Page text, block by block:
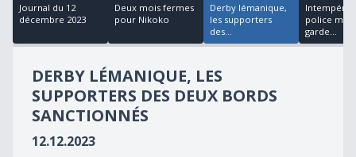
18
minutes,
seconds
Journal du 12
décembre 2023
Deux mois fermes
pour Nikoko
Derby lémanique,
les supporters
des...
police met
garde...
DERBY LÉMANIQUE, LES
SUPPORTERS DES DEUX BORDS
SANCTIONNÉS
12.12.2023